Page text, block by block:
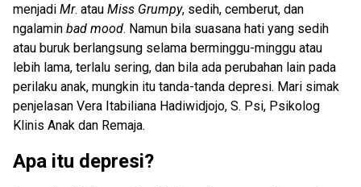
menjadi Mr. atau Miss Grumpy, sedih, cemberut, dan
ngalamin bad mood. Namun bila suasana hati yang sedih
atau buruk berlangsung selama berminggu-minggu atau
lebih lama, terlalu sering, dan bila ada perubahan lain pada
perilaku anak, mungkin itu tanda-tanda depresi. Mari simak
penjelasan Vera Itabiliana Hadiwidjojo, S. Psi, Psikolog
Klinis Anak dan Remaja.
Apa itu depresi?